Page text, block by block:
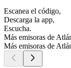
Escanea el código,
Descarga la app,
Escucha.
Más emisoras de
Más emisoras de